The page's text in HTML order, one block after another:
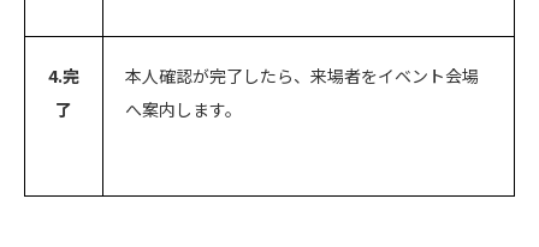
4.完
了
本人確認が完了したら、来場者をイベント会場
へ案内します。